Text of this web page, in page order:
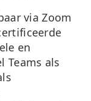
viaZoom
en
Teams als